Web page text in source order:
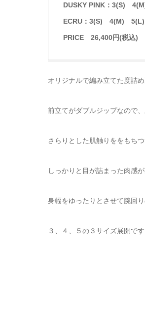
DUSKY PINK：3(S)
ECRU：3(S) 4(M) 5(L)
PRICE 26,400円(税込)
オリジナルで編み立てた度詰
前立てがダブルジップなので
さらりとした肌触りををもち
しっかりと目が詰まった肉感
身幅をゆったりとさせて腕回
３、４、５の３サイズ展開です